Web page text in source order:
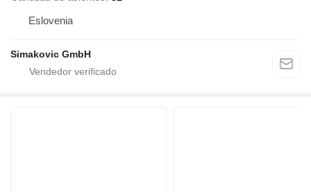
Eslovenia
Simakovic GmbH